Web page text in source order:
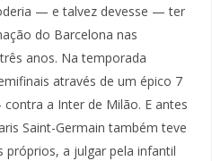
— e talvez devesse — ter
do Barcelona nas
anos. Na temporada
através de um épico 7
a Inter de Milão. E antes
Saint-Germain também teve
próprios, a julgar pela infantil